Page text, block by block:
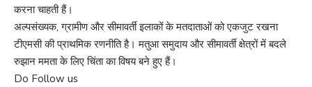
करना चाहती हैं।
अल्पसंख्यक, ग्रामीण और सीमावर्ती इलाकों के मतदाताओं को एकजुट रखना
टीएमसी की प्राथमिक रणनीति है। मतुआ समुदाय और सीमावर्ती क्षेत्रों में बदले
रुझान ममता के लिए चिंता का विषय बने हुए हैं।
Do Follow us